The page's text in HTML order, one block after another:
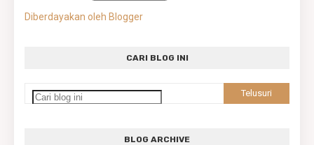
Diberdayakan oleh Blogger
CARI BLOG INI
BLOG ARCHIVE